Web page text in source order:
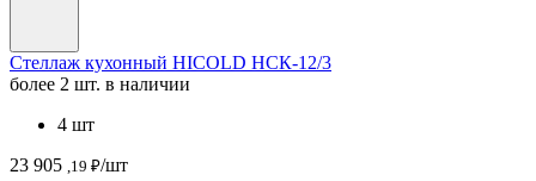
Стеллаж кухонный HICOLD НСК-12/3
более 2 шт. в наличии
4 шт
23 905 ,19 ₽/шт